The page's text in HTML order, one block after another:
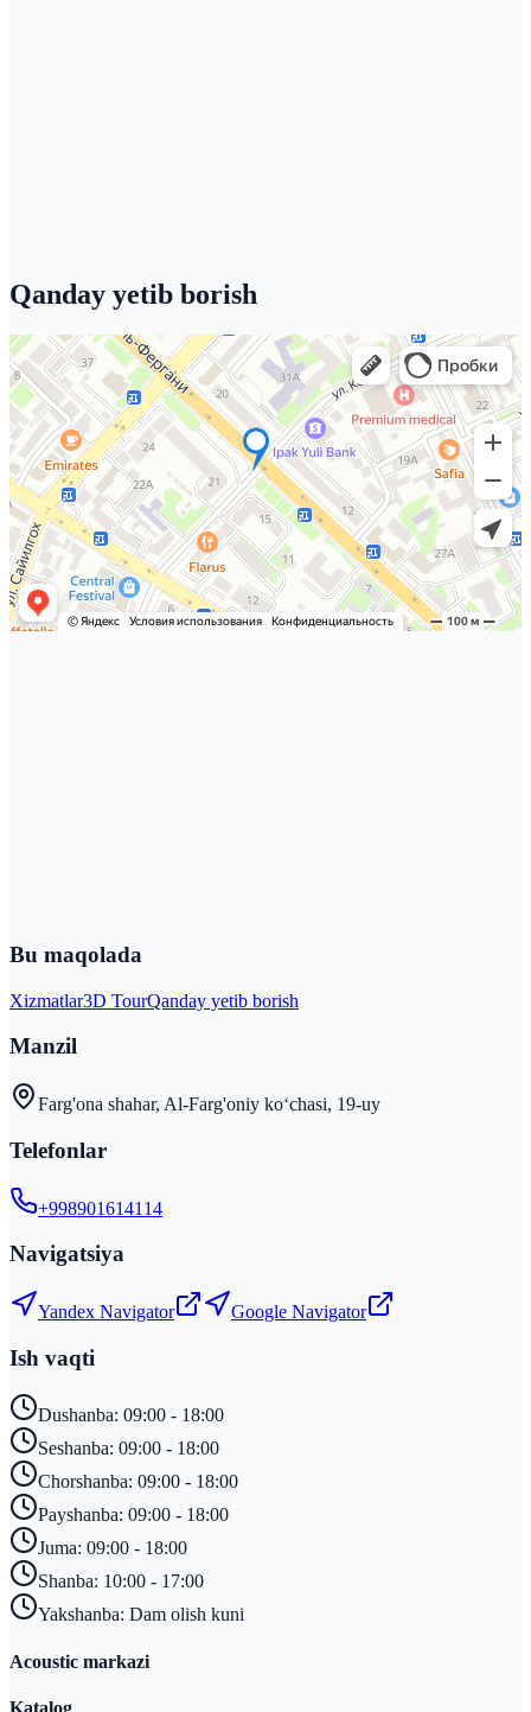
Qanday yetib borish
Bu maqolada
Xizmatlar3D TourQanday yetib borish
Manzil
Farg'ona shahar, Al-Farg'oniy koʻchasi, 19-uy
Telefonlar
+998901614114
Navigatsiya
Yandex Navigator Google Navigator
Ish vaqti
Dushanba: 09:00 - 18:00
Seshanba: 09:00 - 18:00
Chorshanba: 09:00 - 18:00
Payshanba: 09:00 - 18:00
Juma: 09:00 - 18:00
Shanba: 10:00 - 17:00
Yakshanba: Dam olish kuni
Acoustic markazi
Katalog